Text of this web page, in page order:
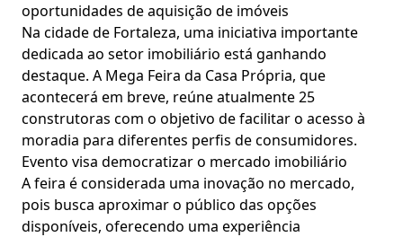
oportunidades de aquisição de imóveis
Na cidade de Fortaleza, uma iniciativa importante
dedicada ao setor imobiliário está ganhando
destaque. A Mega Feira da Casa Própria, que
acontecerá em breve, reúne atualmente 25
construtoras com o objetivo de facilitar o acesso à
moradia para diferentes perfis de consumidores.
Evento visa democratizar o mercado imobiliário
A feira é considerada uma inovação no mercado,
pois busca aproximar o público das opções
disponíveis, oferecendo uma experiência